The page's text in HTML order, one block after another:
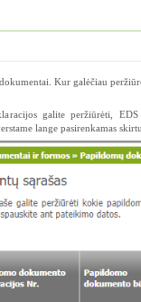
Kur galėčiau
galite peržiūrėti,
lange pasirenkamas